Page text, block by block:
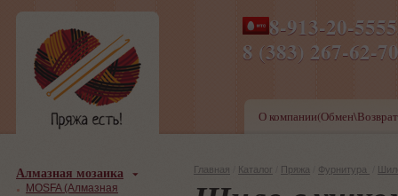
8-913-20-
8 (383) 267-
ПН-ПТ 8-17,СБ-ВС 9-
О
Главная Каталог Пряжа Фурнитура
Алмазная мозаика
MOSFA (Алмазная